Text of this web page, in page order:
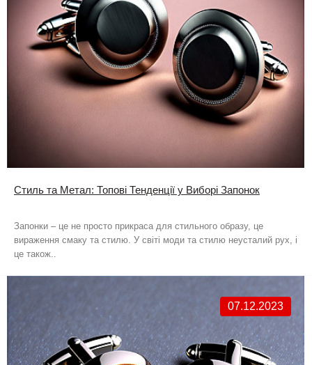
Стиль та Метал: Топові Тенденції у Виборі Запонок
Запонки – це не просто прикраса для стильного образу, це
вираження смаку та стилю. У світі моди та стилю неусталий рух, і
це також..
07.12.2023